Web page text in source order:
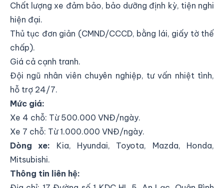
Chất lượng xe đảm bảo, bảo dưỡng định kỳ, tiện nghi
hiện đại.
Thủ tục đơn giản (CMND/CCCD, bằng lái, giấy tờ thế
chấp).
Giá cả cạnh tranh.
Đội ngũ nhân viên chuyên nghiệp, tư vấn nhiệt tình,
hỗ trợ 24/7.
Mức giá:
Xe 4 chỗ: Từ 500.000 VNĐ/ngày.
Xe 7 chỗ: Từ 1.000.000 VNĐ/ngày.
Dòng xe: Kia, Hyundai, Toyota, Mazda, Honda,
Mitsubishi.
Thông tin liên hệ: